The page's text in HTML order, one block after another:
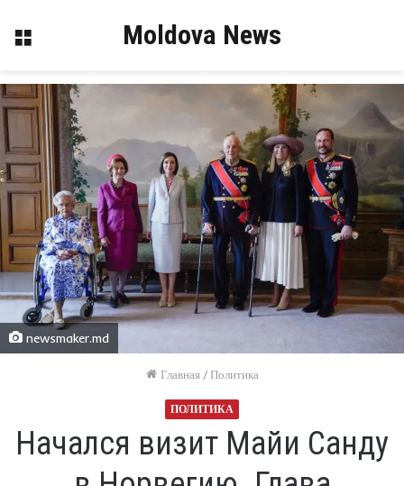
Меню Moldova News
newsmaker.md
Главная / Политика
ПОЛИТИКА
Начался визит Майи Санду